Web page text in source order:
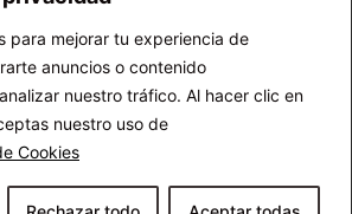
para mejorar tu experiencia de
anuncios o contenido
nuestro tráfico. Al hacer clic en
nuestro uso de
Cookies
2025.